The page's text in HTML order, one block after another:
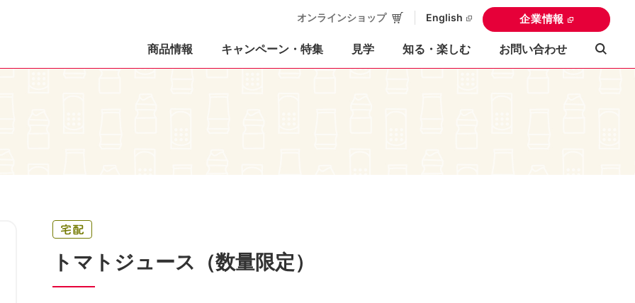
オンラインショップ English 企業情報
商品情報 キャンペーン・特集 見学 知る・楽しむ お問い合わせ
トマトジュース（数量限定）